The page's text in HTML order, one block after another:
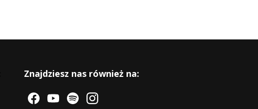
Znajdziesz nas również na: